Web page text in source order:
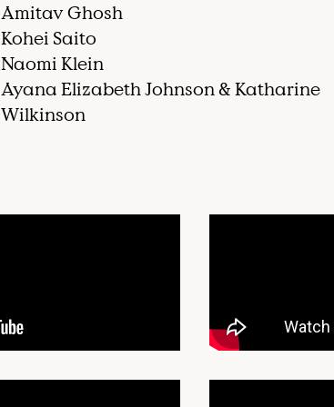
en op internationale conferenties
afspraken die klimaatverandering
Amitav Ghosh
Kohei Saito
Naomi Klein
Ayana Elizabeth Johnson & Katharine
Wilkinson